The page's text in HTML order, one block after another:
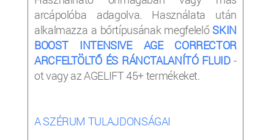
arcápolóba adagolva. Használata után
alkalmazza a bőrtípusának megfelelő SKIN
BOOST INTENSIVE AGE CORRECTOR
ARCFELTÖLTŐ ÉS RÁNCTALANÍTÓ FLUID-
ot vagy az AGELIFT 45+ termékeket.
A SZÉRUM TULAJDONSÁGAI